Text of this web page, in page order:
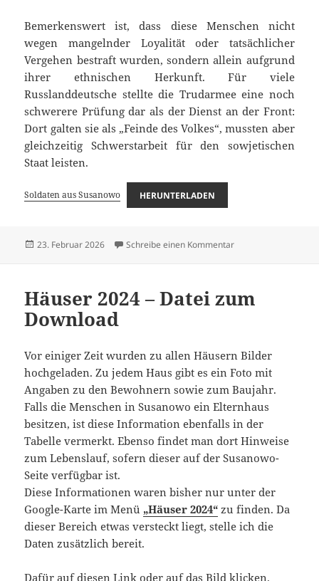
Bemerkenswert ist, dass diese Menschen nicht
wegen mangelnder Loyalität oder tatsächlicher
Vergehen bestraft wurden, sondern allein aufgrund
ihrer ethnischen Herkunft. Für viele
Russlanddeutsche stellte die Trudarmee eine noch
schwerere Prüfung dar als der Dienst an der Front:
Dort galten sie als „Feinde des Volkes“, mussten aber
gleichzeitig Schwerstarbeit für den sowjetischen
Staat leisten.
Soldaten aus Susanowo HERUNTERLADEN
Veröffentlicht
23. Februar 2026 Schreibe einen Kommentarzu Soldaten aus
Häuser 2024 – Datei zum
Download
Vor einiger Zeit wurden zu allen Häusern Bilder
hochgeladen. Zu jedem Haus gibt es ein Foto mit
Angaben zu den Bewohnern sowie zum Baujahr.
Falls die Menschen in Susanowo ein Elternhaus
besitzen, ist diese Information ebenfalls in der
Tabelle vermerkt. Ebenso findet man dort Hinweise
zum Lebenslauf, sofern dieser auf der Susanowo-
Seite verfügbar ist.
Diese Informationen waren bisher nur unter der
Google-Karte im Menü „Häuser 2024“ zu finden. Da
dieser Bereich etwas versteckt liegt, stelle ich die
Daten zusätzlich bereit.
Dafür auf diesen Link oder auf das Bild klicken.